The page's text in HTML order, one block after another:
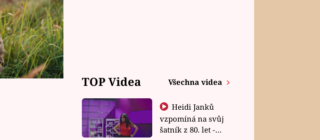
TOP Videa Všechna videa
Heidi Janků
vzpomíná na svůj
šatník z 80. let -